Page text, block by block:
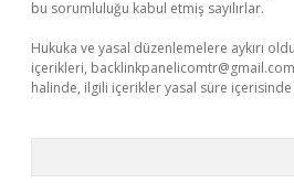
bu sorumluluğu kabul etmiş sayılırlar.
Hukuka ve yasal düzenlemelere aykırı
içerikleri, backlinkpanelicomtr@gmail.com
halinde, ilgili içerikler yasal süre içerisinde